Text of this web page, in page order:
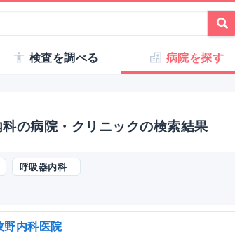
検査を調べる 病院を探す
の病院・クリニックの検索結果
呼吸器内科
野内科医院